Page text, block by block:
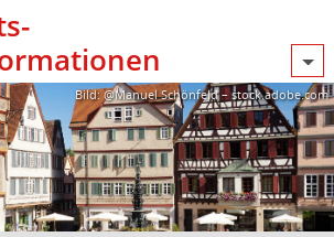
Bild: @Manuel Schönfeld – stock.adobe.com